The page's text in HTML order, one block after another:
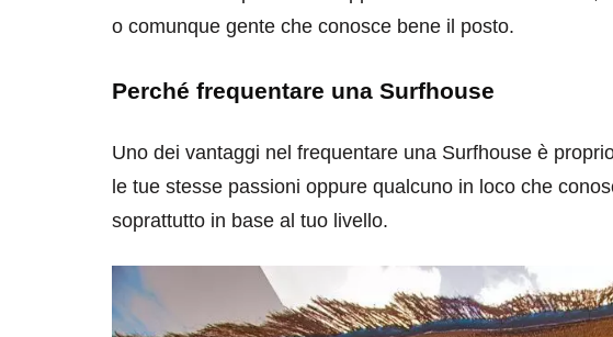
o comunque gente che conosce bene il posto.
Perché frequentare una Surfhouse
Uno dei vantaggi nel frequentare una Surfhouse è
le tue stesse passioni oppure qualcuno in loco che
soprattutto in base al tuo livello.
il Louvre in
destinazioni
Paros e la Grecia di
Immaturi il Viaggio